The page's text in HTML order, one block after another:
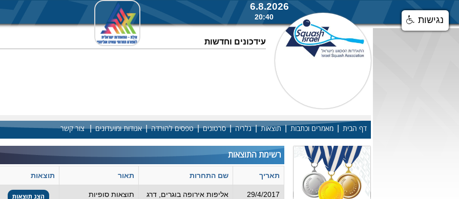
6.8.2026
20:40
עידכונים וחדשות
דף הבית מאמרים וכתבות|תוצאות|גלריה|סרטונים|טפסים להורדה|אגודות ומועדונים| צור קשר
רשימת התוצאות
תאריך שם התחרות תאור תוצאות
29/4/2017
אליפות אירופה בוגרים, דרג
תוצאות סופיות
נגישות